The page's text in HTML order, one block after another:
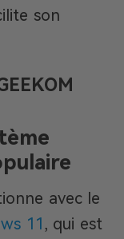
son
avec le
11, qui est